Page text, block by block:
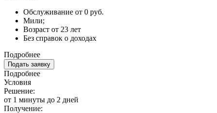
Обслуживание от 0 руб.
Мили;
Возраст от 23 лет
Без справок о доходах
Подробнее
Подать заявку
Подробнее
Условия
Решение:
от 1 минуты до 2 дней
Получение: